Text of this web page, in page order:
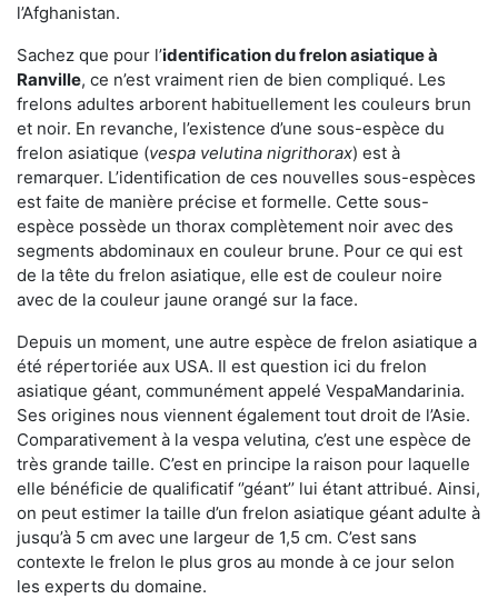
l’Afghanistan.
Sachez que pour l’identification du frelon asiatiqueà
Ranville, ce n’est vraiment rien de bien compliqué. Les
frelons adultes arborent habituellement les couleurs brun
et noir. En revanche, l’existence d’une sous-espèce du
frelon asiatique (vespa velutina nigrithorax) est à
remarquer. L’identification de ces nouvelles sous-espèces
est faite de manière précise et formelle. Cette sous-
espèce possède un thorax complètement noir avec des
segments abdominaux en couleur brune. Pour ce qui est
de la tête du frelon asiatique, elle est de couleur noire
avec de la couleur jaune orangé sur la face.
Depuis un moment, une autre espèce de frelon asiatique a
été répertoriée aux USA. Il est question ici du frelon
asiatique géant, communément appelé VespaMandarinia.
Ses origines nous viennent également tout droit de l’Asie.
Comparativement à la vespa velutina, c’est une espèce de
très grande taille. C’est en principe la raison pour laquelle
elle bénéficie de qualificatif ‘’géant’’ lui étant attribué. Ainsi,
on peut estimer la taille d’un frelon asiatique géant adulte à
jusqu’à 5 cm avec une largeur de 1,5 cm. C’est sans
contexte le frelon le plus gros au monde à ce jour selon
les experts du domaine.